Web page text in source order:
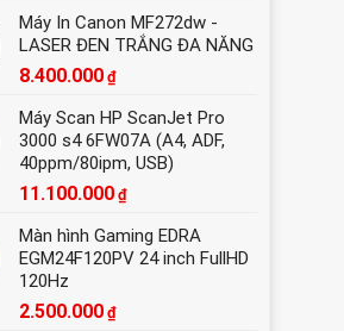
Máy In Canon MF272dw -
LASER ĐEN TRẮNG ĐA NĂNG
8.400.000 ₫
Máy Scan HP ScanJet Pro
3000 s4 6FW07A (A4, ADF,
40ppm/80ipm, USB)
11.100.000 ₫
Màn hình Gaming EDRA
EGM24F120PV 24 inch FullHD
120Hz
2.500.000 ₫